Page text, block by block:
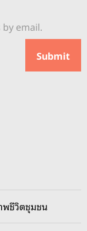
email.
ชีวิตชุมชน